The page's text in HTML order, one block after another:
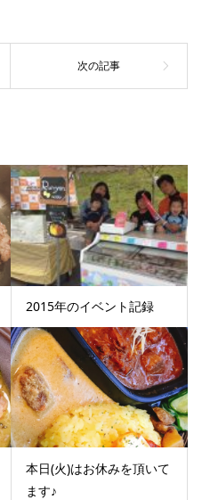
2015年のイベント記録
本日(火)はお休みを頂いて
ます♪